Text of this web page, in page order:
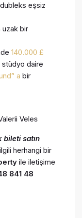
dubleks eşsiz
bir
140.000 £
stüdyo daire
a bir
Veles
satın
herhangi bir
ile iletişime
841 48